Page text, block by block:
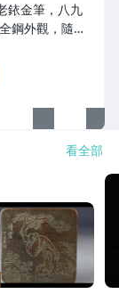
銥金筆，八九
鋼外觀，隨機
全新未使用，
老鋼筆 全鋼金
看全部